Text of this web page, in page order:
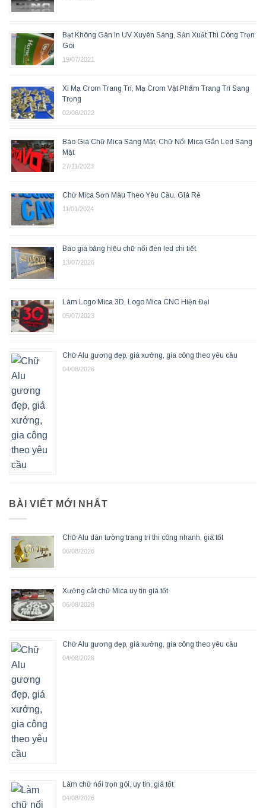
Bạt Không Gân In UV Xuyên Sáng, Sản Xuất Thi Công Trọn
Gói
19/07/2021
Xi Mạ Crom Trang Trí, Mạ Crom Vật Phẩm Trang Trí Sang
Trọng
02/06/2022
Báo Giá Chữ Mica Sáng Mặt, Chữ Nổi Mica Gắn Led Sáng
Mặt
27/11/2023
Chữ Mica Sơn Màu Theo Yêu Cầu, Giá Rẻ
11/01/2024
Báo giá bảng hiệu chữ nổi đèn led chi tiết
13/07/2026
Làm Logo Mica 3D, Logo Mica CNC Hiện Đại
05/07/2023
Chữ Alu gương đẹp, giá xưởng, gia công theo yêu cầu
04/08/2026
BÀI VIẾT MỚI NHẤT
Chữ Alu dán tường trang trí thi công nhanh, giá tốt
06/08/2026
Xưởng cắt chữ Mica uy tín giá tốt
06/08/2026
Chữ Alu gương đẹp, giá xưởng, gia công theo yêu cầu
04/08/2026
Làm chữ nổi trọn gói, uy tín, giá tốt
04/08/2026